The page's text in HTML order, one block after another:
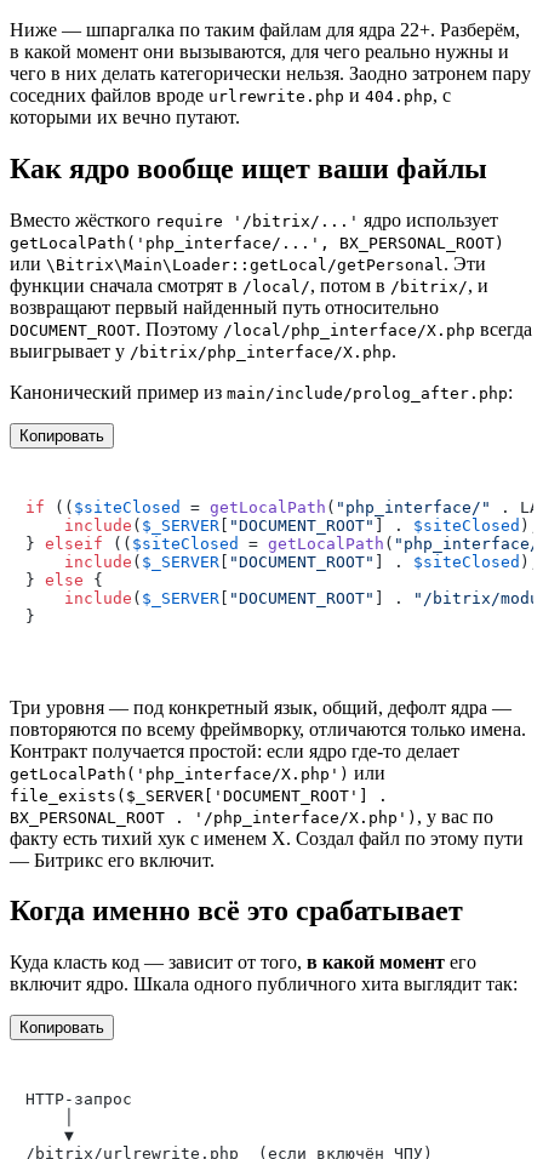
Ниже — шпаргалка по таким файлам для ядра 22+. Разберём,
в какой момент они вызываются, для чего реально нужны и
чего в них делать категорически нельзя. Заодно затронем пару
соседних файлов вроде urlrewrite.php и 404.php, с
которыми их вечно путают.
Как ядро вообще ищет ваши файлы
Вместо жёсткого require '/bitrix/...' ядро использует
getLocalPath('php_interface/...', BX_PERSONAL_ROOT)
или \Bitrix\Main\Loader::getLocal/getPersonal . Эти
функции сначала смотрят в /local/, потом в /bitrix/, и
возвращают первый найденный путь относительно
DOCUMENT_ROOT. Поэтому /local/php_interface/X.php всегда
выигрывает у /bitrix/php_interface/X.php.
Канонический пример из main/include/prolog_after.php:
Копировать
if (( $siteClosed = getLocalPath ( "php_interface/"
.
include ( $_SERVER [ "DOCUMENT_ROOT" ] . $siteClosed );
} elseif (( $siteClosed = getLocalPath (
include ( $_SERVER [ "DOCUMENT_ROOT" ] . $siteClosed );
} else {
include ( $_SERVER [ "DOCUMENT_ROOT" ] .
"/bitrix/
Три уровня — под конкретный язык, общий, дефолт ядра —
повторяются по всему фреймворку, отличаются только имена.
Контракт получается простой: если ядро где-то делает
getLocalPath('php_interface/X.php') или
file_exists($_SERVER['DOCUMENT_ROOT'] .
BX_PERSONAL_ROOT . '/php_interface/X.php') , у вас по
факту есть тихий хук с именем X. Создал файл по этому пути
— Битрикс его включит.
Когда именно всё это срабатывает
Куда класть код — зависит от того, в какой момент его
включит ядро. Шкала одного публичного хита выглядит так:
Копировать
HTTP-запрос
    ▼
/bitrix/urlrewrite.php  (если включён ЧПУ)